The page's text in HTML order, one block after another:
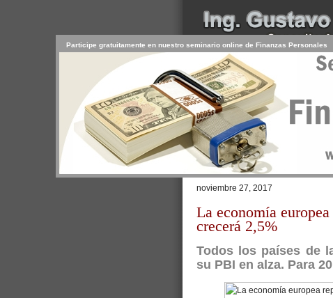
INICIO SERVICIOS
CONTACTO USUARIO
Browse >Home/
Europa vuelve a crecer
noviembre 27, 2017
La economía
crecerá 2,5%
Todos los países de
su PBI en alza. Para
Participe gratuitamente en nuestro seminario online de Finanzas Personales